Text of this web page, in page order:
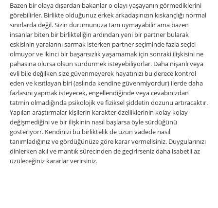
Bazen bir olaya dışardan bakanlar o olayı yaşayanın görmediklerini
görebilirler. Birlikte olduğunuz erkek arkadaşınızın kıskançlığı normal
sınırlarda değil. Sizin durumunuza tam uymayabilir ama bazen
insanlar biten bir birlikteliğin ardından yeni bir partner bularak
eskisinin yaralarını sarmak isterken partner seçiminde fazla seçici
olmuyor ve ikinci bir başarısızlık yaşamamak için sonraki ilişkisini ne
pahasına olursa olsun sürdürmek isteyebiliyorlar. Daha nişanlı veya
evli bile deǧilken size güvenmeyerek hayatınızı bu derece kontrol
eden ve kısıtlayan biri (aslında kendine güvenmiyordur) ilerde daha
fazlasını yapmak isteyecek, engellendiğinde veya cevabınızdan
tatmin olmadığında psikolojik ve fiziksel şiddetin dozunu artıracaktır.
Yapılan araştırmalar kişilerin karakter özelliklerinin kolay kolay
değişmediğini ve bir ilişkinin nasıl başlarsa öyle sürdüğünü
gösteriyorr. Kendinizi bu birliktelik de uzun vadede nasıl
tanımladığınız ve gördüğünüze göre karar vermelisiniz. Duygularınızı
dinlerken akıl ve mantık sürecinden de geçirirseniz daha isabetli az
üzüleceğiniz kararlar verirsiniz.